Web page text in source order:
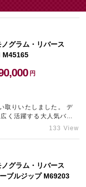
定
19:00
LAB大阪
込む
けします
グラム・リバース
M45165
円
りいたしました。 デ
く活躍する大人気バッ
ィションであったため、…
133 View
グラム・リバース
ブルジップ M69203